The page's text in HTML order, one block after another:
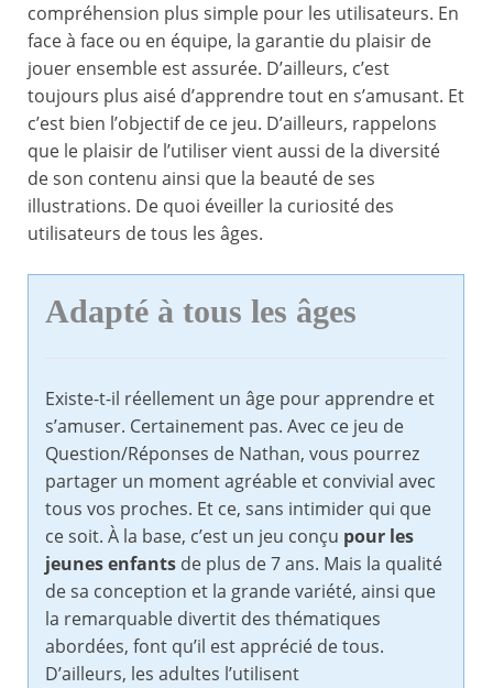
compréhension plus simple pour les utilisateurs. En
face à face ou en équipe, la garantie du plaisir de
jouer ensemble est assurée. D’ailleurs, c’est
toujours plus aisé d’apprendre tout en s’amusant. Et
c’est bien l’objectif de ce jeu. D’ailleurs, rappelons
que le plaisir de l’utiliser vient aussi de la diversité
de son contenu ainsi que la beauté de ses
illustrations. De quoi éveiller la curiosité des
utilisateurs de tous les âges.
Adapté à tous les âges
Existe-t-il réellement un âge pour apprendre et
s’amuser. Certainement pas. Avec ce jeu de
Question/Réponses de Nathan, vous pourrez
partager un moment agréable et convivial avec
tous vos proches. Et ce, sans intimider qui que
ce soit. À la base, c’est un jeu conçu pour les
jeunes enfants de plus de 7 ans. Mais la qualité
de sa conception et la grande variété, ainsi que
la remarquable divertit des thématiques
abordées, font qu’il est apprécié de tous.
D’ailleurs, les adultes l’utilisent